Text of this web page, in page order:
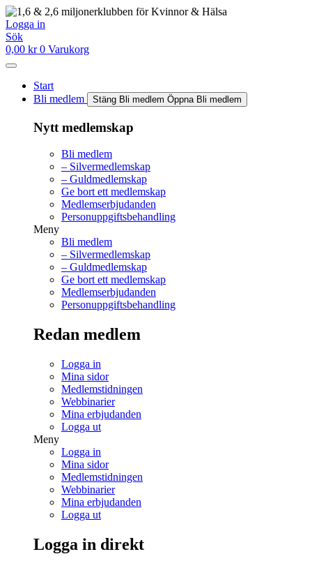
Hoppa
till
innehåll
Logga in
Sök
0,00 kr 0 Varukorg
Start
Bli medlem
Stäng Bli medlem Öppna Bli medlem
Nytt medlemskap
Bli medlem
– Silvermedlemskap
– Guldmedlemskap
Ge bort ett medlemskap
Medlemserbjudanden
Personuppgiftsbehandling
Meny
Bli medlem
– Silvermedlemskap
– Guldmedlemskap
Ge bort ett medlemskap
Medlemserbjudanden
Personuppgiftsbehandling
Redan medlem
Logga in
Mina sidor
Medlemstidningen
Webbinarier
Mina erbjudanden
Logga ut
Meny
Logga in
Mina sidor
Medlemstidningen
Webbinarier
Mina erbjudanden
Logga ut
Logga in direkt